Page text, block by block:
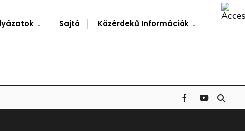
Sajtó Közérdekű Információk
Window